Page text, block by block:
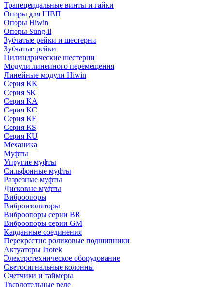
Трапецеидальные винты и гайки
Опоры для ШВП
Опоры Hiwin
Опоры Sung-il
Зубчатые рейки и шестерни
Зубчатые рейки
Цилиндрические шестерни
Модули линейного перемещения
Линейные модули Hiwin
Серия KK
Серия SK
Серия KA
Серия KC
Серия KE
Серия KS
Серия KU
Механика
Муфты
Упругие муфты
Сильфонные муфты
Разрезные муфты
Дисковые муфты
Виброопоры
Виброизоляторы
Виброопоры серии BR
Виброопоры серии GM
Карданные соединения
Перекрестно роликовые подшипники
Актуаторы Inotek
Электротехническое оборудование
Светосигнальные колонны
Счетчики и таймеры
Твердотельные реле